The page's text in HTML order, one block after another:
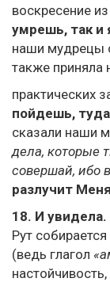
воскресение
умрешь, так и
наши мудрецы
также приняла
практических
пойдешь,
сказали наши
дела, которые
совершай, ибо
разлучит
18. И увидела.
Рут
(ведь глагол